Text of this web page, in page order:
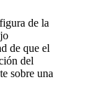
de la
de que el
del
sobre una